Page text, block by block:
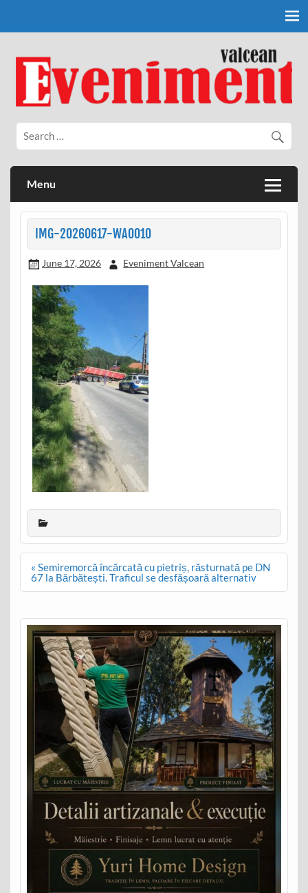
Eveniment Valcean
Menu
IMG-20260617-WA0010
June 17, 2026 Eveniment Valcean
Post
navigation
« Semiremorcă încărcată cu pietriș, răsturnată pe DN
67 la Bărbătești. Traficul se desfășoară alternativ